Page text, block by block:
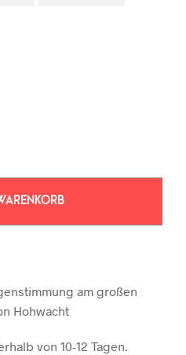
am großen
Hohwacht
von 10-12 Tagen.